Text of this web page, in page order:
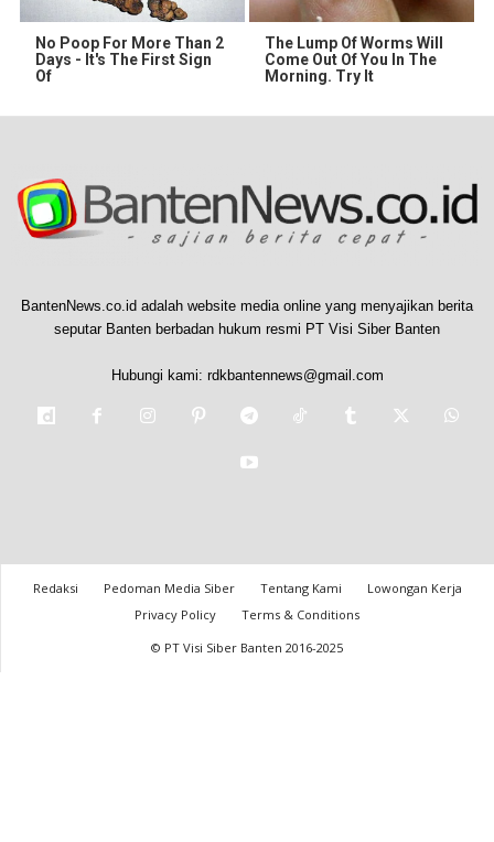
No Poop For More Than 2
Days - It's The First Sign
Of
The Lump Of Worms Will
Come Out Of You In The
Morning. Try It
BantenNews.co.id adalah website media online yang menyajikan berita
seputar Banten berbadan hukum resmi PT Visi Siber Banten
Hubungi kami: rdkbantennews@gmail.com
Redaksi Pedoman Media Siber Tentang Kami
Lowongan Kerja
Privacy Policy
Terms & Conditions
© PT Visi Siber Banten 2016-2025